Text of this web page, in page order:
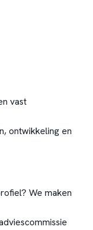
vast
ontwikkeling en
We maken